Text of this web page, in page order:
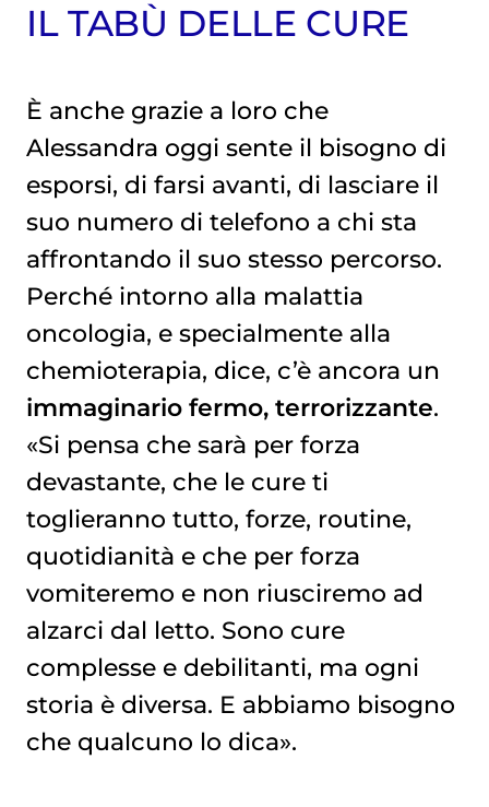
IL TABÙ DELLE CURE
È anche grazie a loro che
Alessandra oggi sente il bisogno di
esporsi, di farsi avanti, di lasciare il
suo numero di telefono a chi sta
affrontando il suo stesso percorso.
Perché intorno alla malattia
oncologia, e specialmente alla
chemioterapia, dice, c’è ancora un
immaginario fermo, terrorizzante.
«Si pensa che sarà per forza
devastante, che le cure ti
toglieranno tutto, forze, routine,
quotidianità e che per forza
vomiteremo e non riusciremo ad
alzarci dal letto. Sono cure
complesse e debilitanti, ma ogni
storia è diversa. E abbiamo bisogno
che qualcuno lo dica».